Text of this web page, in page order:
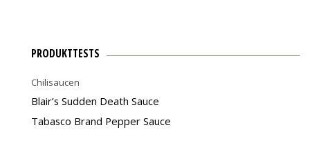
PRODUKTTESTS
Chilisaucen
Blair’s Sudden Death Sauce
Tabasco Brand Pepper Sauce